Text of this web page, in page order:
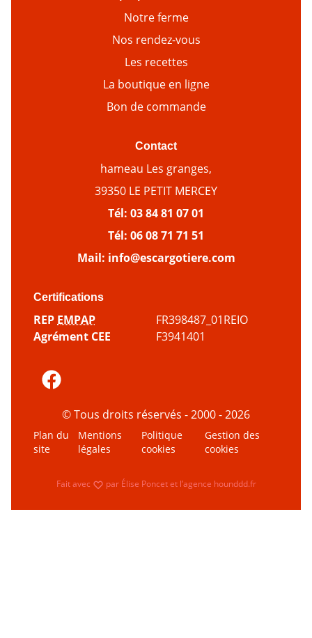
Notre ferme
Nos rendez-vous
Les recettes
La boutique en ligne
Bon de commande
Contact
hameau Les granges,
39350 LE PETIT MERCEY
Tél: 03 84 81 07 01
Tél: 06 08 71 71 51
Mail: info@escargotiere.com
Certifications
REP EMPAP
FR398487_01REIO
Agrément CEE
F3941401
© Tous droits réservés - 2000 - 2026
Plan du
site
Mentions
légales
Politique
cookies
Gestion des
cookies
Fait avec amour
par Élise Poncetet l’agence hounddd.fr